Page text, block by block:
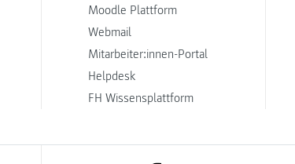
Moodle Plattform
Webmail
Mitarbeiter:innen-Portal
Helpdesk
FH Wissensplattform